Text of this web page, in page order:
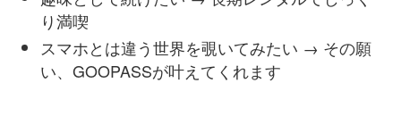
り満喫
スマホとは違う世界を覗いてみたい → その願
い、GOOPASSが叶えてくれます